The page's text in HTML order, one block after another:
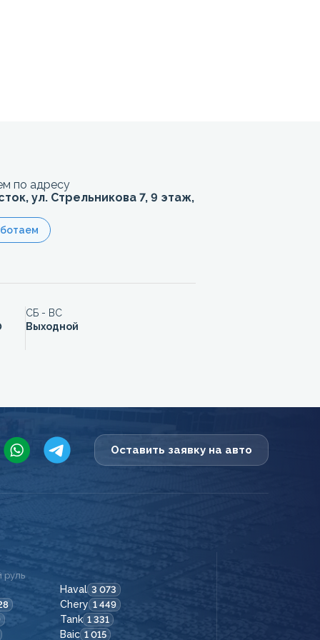
по адресу
ул. Стрельникова 7, 9 этаж,
СБ - ВС
Выходной
Оставить заявку на авто
руль
Haval 3 073
Chery 1 449
Tank 1 331
Baic 1 015